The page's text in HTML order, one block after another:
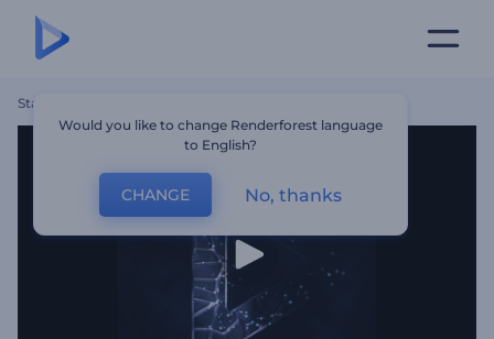
Startseite
Would you like to change Renderforest language
to English?
CHANGE No, thanks